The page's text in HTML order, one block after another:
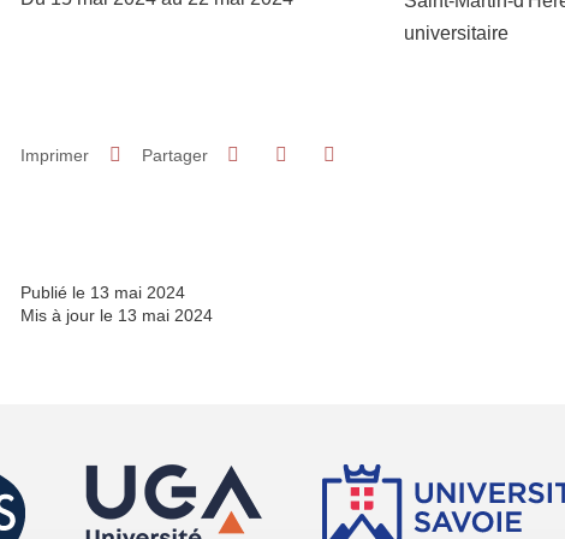
universitaire
Imprimer Partager Partager sur Facebook
Partager sur LinkedIn
Publié le 13 mai 2024
Mis à jour le 13 mai 2024